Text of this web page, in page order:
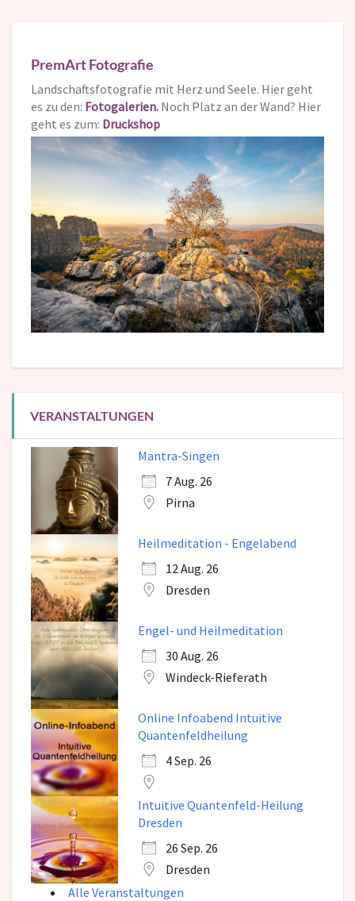
PremArt Fotografie
Landschaftsfotografie mit Herz und Seele. Hier geht
es zu den: Fotogalerien. Noch Platz an der Wand? Hier
geht es zum: Druckshop
VERANSTALTUNGEN
Mantra-Singen
7 Aug. 26
Pirna
Heilmeditation - Engelabend
12 Aug. 26
Dresden
Engel- und Heilmeditation
30 Aug. 26
Windeck-Rieferath
Online Infoabend Intuitive
Quantenfeldheilung
4 Sep. 26
Intuitive Quantenfeld-Heilung
Dresden
26 Sep. 26
Dresden
Alle Veranstaltungen